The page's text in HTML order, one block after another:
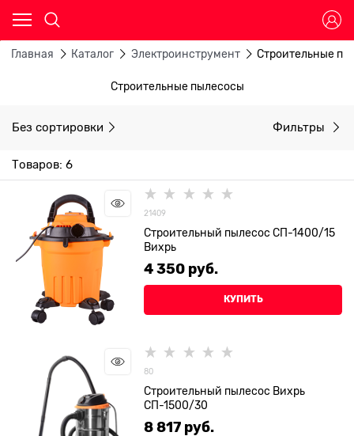
Главная Каталог Электроинструмент Строительные
Строительные пылесосы
Без сортировки Фильтры
Товаров: 6
21409
Строительный пылесос СП-1400/15
Вихрь
4 350 руб.
КУПИТЬ
80
Строительный пылесос Вихрь
СП-1500/30
8 817 руб.